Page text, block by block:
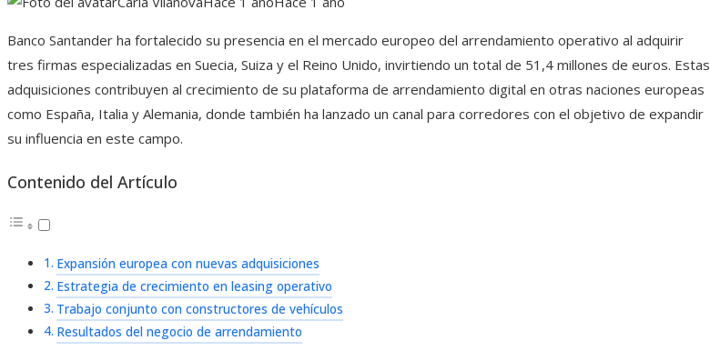
Banco Santander ha fortalecido su presencia en el mercado europeo del arrendamiento operativo al adquirir
tres firmas especializadas en Suecia, Suiza y el Reino Unido, invirtiendo un total de 51,4 millones de euros. Estas
adquisiciones contribuyen al crecimiento de su plataforma de arrendamiento digital en otras naciones europeas
como España, Italia y Alemania, donde también ha lanzado un canal para corredores con el objetivo de expandir
su influencia en este campo.
Contenido del Artículo
Expansión europea con nuevas adquisiciones
Estrategia de crecimiento en leasing operativo
Trabajo conjunto con constructores de vehículos
Resultados del negocio de arrendamiento